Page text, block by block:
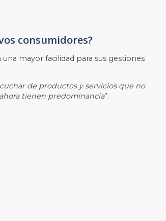
consumidores?
mayor facilidad para sus gestiones
de productos y servicios que no
tienen predominancia”.